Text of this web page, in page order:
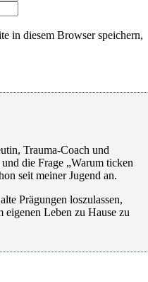
in diesem Browser speichern,
Trauma-Coach und
die Frage „Warum ticken
seit meiner Jugend an.
Prägungen loszulassen,
Leben zu Hause zu